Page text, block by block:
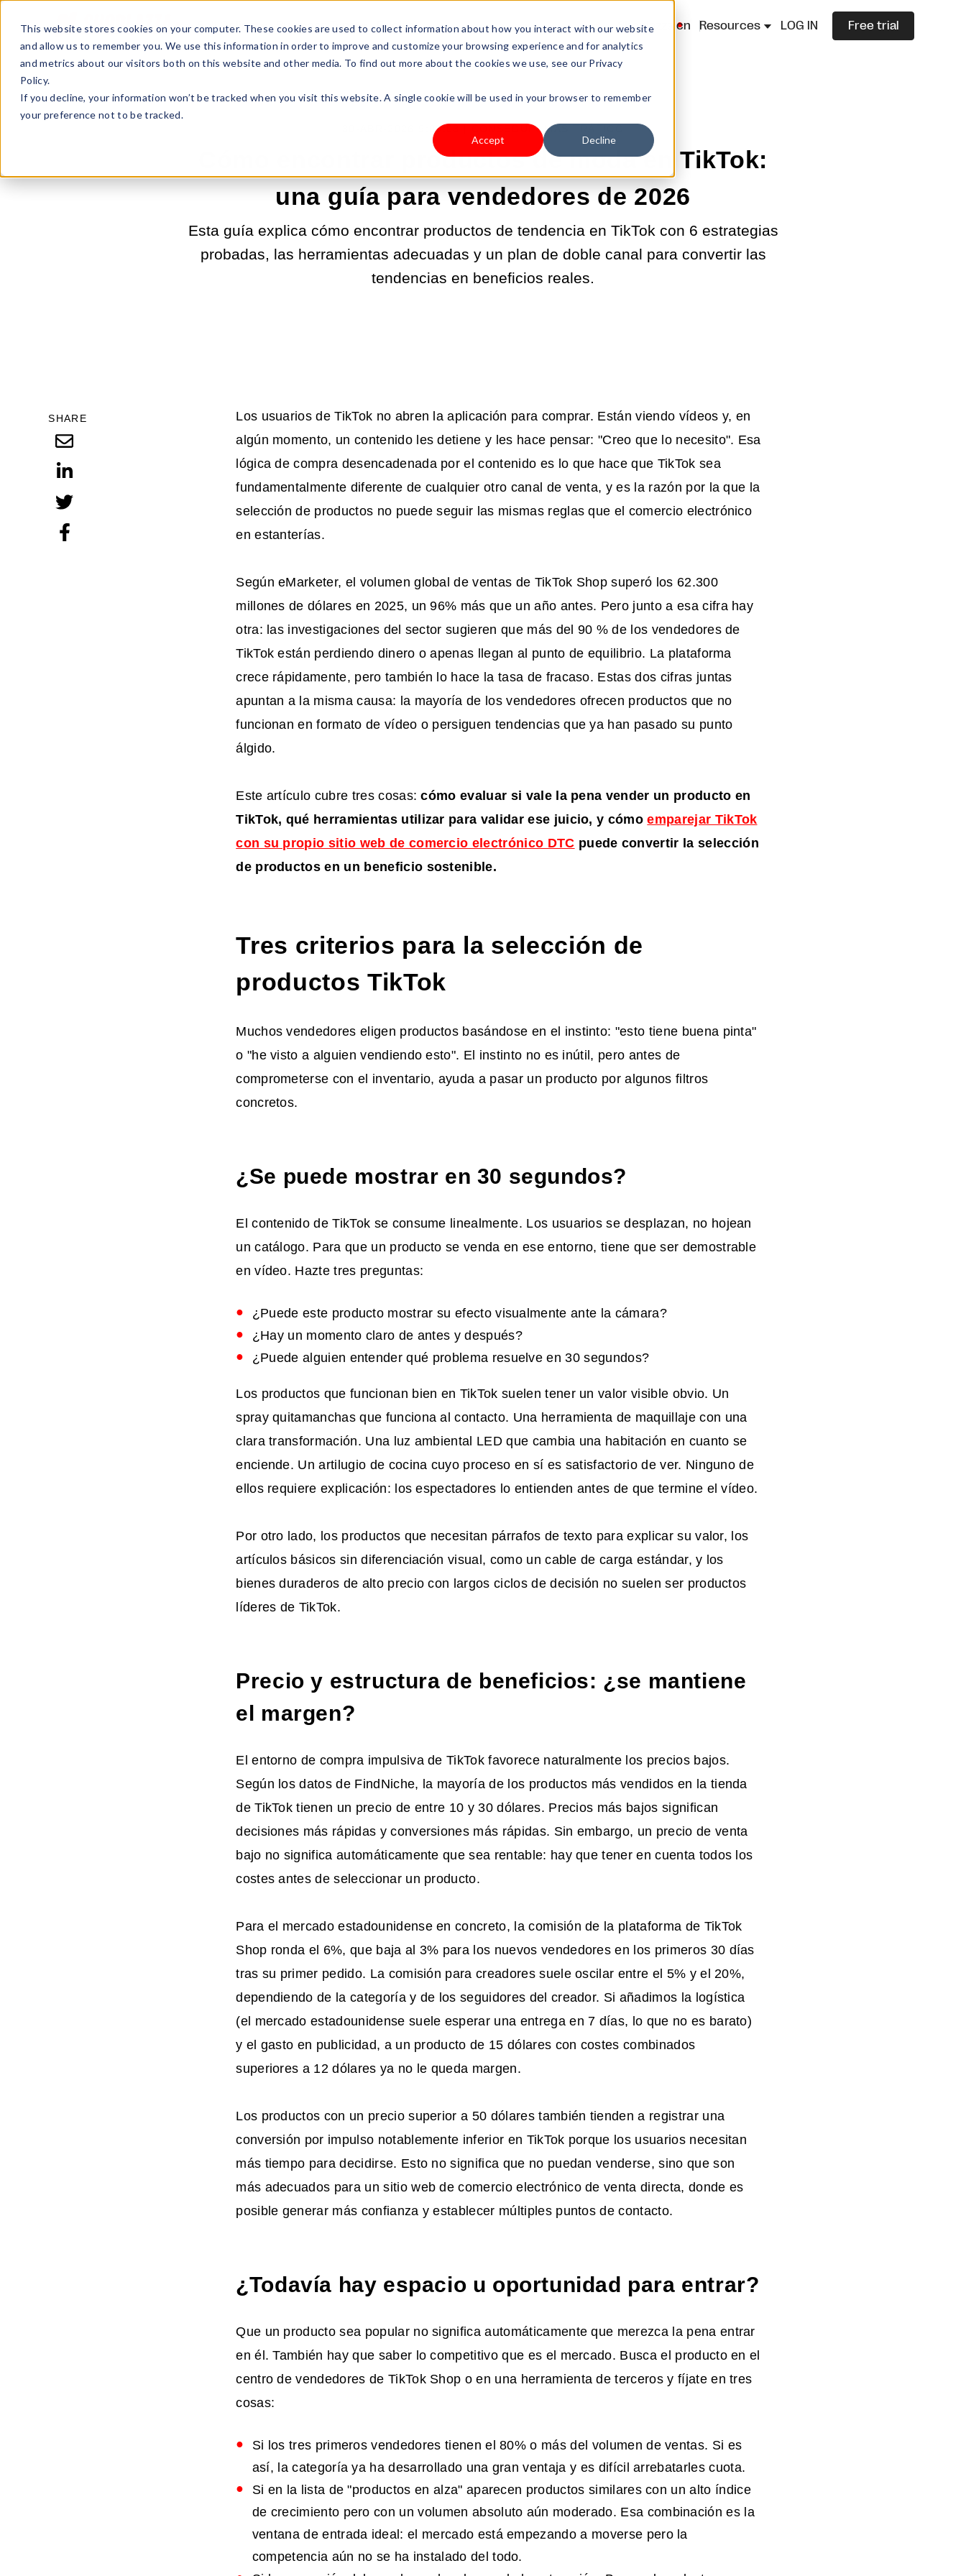
This website stores cookies on your computer. These cookies are used to collect information about how you interact with our website
and allow us to remember you. We use this information in order to improve and customize your browsing experience and for analytics
and metrics about our visitors both on this website and other media. To find out more about the cookies we use, see our Privacy
Policy.
If you decline, your information won’t be tracked when you visit this website. A single cookie will be used in your browser to remember
your preference not to be tracked.
Accept Decline
Sell Online Business Type Pricing Shoplazza.cn Resources LOG IN Free trial
30-ABR-2026 9:00:03 | CONSEGUIR MÁS TRÁFICO
Cómo encontrar productos de moda en TikTok:
una guía para vendedores de 2026
Esta guía explica cómo encontrar productos de tendencia en TikTok con 6 estrategias
probadas, las herramientas adecuadas y un plan de doble canal para convertir las
tendencias en beneficios reales.
SHARE
Los usuarios de TikTok no abren la aplicación para comprar. Están viendo vídeos y, en
algún momento, un contenido les detiene y les hace pensar: "Creo que lo necesito". Esa
lógica de compra desencadenada por el contenido es lo que hace que TikTok sea
fundamentalmente diferente de cualquier otro canal de venta, y es la razón por la que la
selección de productos no puede seguir las mismas reglas que el comercio electrónico
en estanterías.
Según eMarketer, el volumen global de ventas de TikTok Shop superó los 62.300
millones de dólares en 2025, un 96% más que un año antes. Pero junto a esa cifra hay
otra: las investigaciones del sector sugieren que más del 90 % de los vendedores de
TikTok están perdiendo dinero o apenas llegan al punto de equilibrio. La plataforma
crece rápidamente, pero también lo hace la tasa de fracaso. Estas dos cifras juntas
apuntan a la misma causa: la mayoría de los vendedores ofrecen productos que no
funcionan en formato de vídeo o persiguen tendencias que ya han pasado su punto
álgido.
Este artículo cubre tres cosas:cómo evaluar si vale la pena vender un producto en
TikTok, qué herramientas utilizar para validar ese juicio, y cómoemparejar TikTok
con su propio sitio web de comercio electrónico DTC puede convertir la selección
de productos en un beneficio sostenible.
Tres criterios para la selección de
productos TikTok
Muchos vendedores eligen productos basándose en el instinto: "esto tiene buena pinta"
o "he visto a alguien vendiendo esto". El instinto no es inútil, pero antes de
comprometerse con el inventario, ayuda a pasar un producto por algunos filtros
concretos.
¿Se puede mostrar en 30 segundos?
El contenido de TikTok se consume linealmente. Los usuarios se desplazan, no hojean
un catálogo. Para que un producto se venda en ese entorno, tiene que ser demostrable
en vídeo. Hazte tres preguntas:
¿Puede este producto mostrar su efecto visualmente ante la cámara?
¿Hay un momento claro de antes y después?
¿Puede alguien entender qué problema resuelve en 30 segundos?
Los productos que funcionan bien en TikTok suelen tener un valor visible obvio. Un
spray quitamanchas que funciona al contacto. Una herramienta de maquillaje con una
clara transformación. Una luz ambiental LED que cambia una habitación en cuanto se
enciende. Un artilugio de cocina cuyo proceso en sí es satisfactorio de ver. Ninguno de
ellos requiere explicación: los espectadores lo entienden antes de que termine el vídeo.
Por otro lado, los productos que necesitan párrafos de texto para explicar su valor, los
artículos básicos sin diferenciación visual, como un cable de carga estándar, y los
bienes duraderos de alto precio con largos ciclos de decisión no suelen ser productos
líderes de TikTok.
Precio y estructura de beneficios: ¿se mantiene
el margen?
El entorno de compra impulsiva de TikTok favorece naturalmente los precios bajos.
Según los datos de FindNiche, la mayoría de los productos más vendidos en la tienda
de TikTok tienen un precio de entre 10 y 30 dólares. Precios más bajos significan
decisiones más rápidas y conversiones más rápidas. Sin embargo, un precio de venta
bajo no significa automáticamente que sea rentable: hay que tener en cuenta todos los
costes antes de seleccionar un producto.
Para el mercado estadounidense en concreto, la comisión de la plataforma de TikTok
Shop ronda el 6%, que baja al 3% para los nuevos vendedores en los primeros 30 días
tras su primer pedido. La comisión para creadores suele oscilar entre el 5% y el 20%,
dependiendo de la categoría y de los seguidores del creador. Si añadimos la logística
(el mercado estadounidense suele esperar una entrega en 7 días, lo que no es barato)
y el gasto en publicidad, a un producto de 15 dólares con costes combinados
superiores a 12 dólares ya no le queda margen.
Los productos con un precio superior a 50 dólares también tienden a registrar una
conversión por impulso notablemente inferior en TikTok porque los usuarios necesitan
más tiempo para decidirse. Esto no significa que no puedan venderse, sino que son
más adecuados para un sitio web de comercio electrónico de venta directa, donde es
posible generar más confianza y establecer múltiples puntos de contacto.
¿Todavía hay espacio u oportunidad para entrar?
Que un producto sea popular no significa automáticamente que merezca la pena entrar
en él. También hay que saber lo competitivo que es el mercado. Busca el producto en el
centro de vendedores de TikTok Shop o en una herramienta de terceros y fíjate en tres
cosas:
Si los tres primeros vendedores tienen el 80% o más del volumen de ventas. Si es
así, la categoría ya ha desarrollado una gran ventaja y es difícil arrebatarles cuota.
Si en la lista de "productos en alza" aparecen productos similares con un alto índice
de crecimiento pero con un volumen absoluto aún moderado. Esa combinación es la
ventana de entrada ideal: el mercado está empezando a moverse pero la
competencia aún no se ha instalado del todo.